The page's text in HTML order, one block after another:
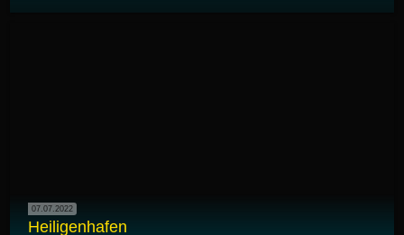
07.07.2022
Heiligenhafen